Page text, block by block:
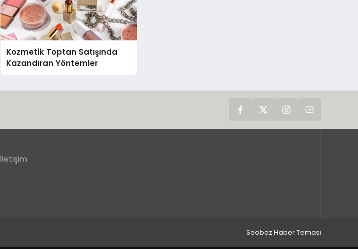
Kozmetik Toptan Satışında
Kazandıran Yöntemler
İletişim
Seobaz Haber Teması